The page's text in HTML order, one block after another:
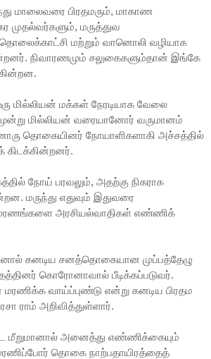
மாலைவரை பிரதமரும், மாகாண
முதல்வர்களும், மருத்துவ
மற்றும் வானொலி வழியாக
நிவாரணமும் சலுகைகளும்தான் இங்கே
மில்லியன் மக்கள் நேரடியாக வேலை
மில்லியன் வரையானோர் வருமானம்
தொகையினர் நோயாளிகளாகி அச்சத்தில்
கிடக்கின்றனர்.
நோய் பரவலும், அதற்கு நிகராக
மருந்து எதுவும் இதுவரை
அரசியல்வாதிகள் எண்ணிக்
கனடிய சனத்தொகையான முப்பத்தேழு
கொரோனாவால் பீடிக்கப்படுவர்.
மரணிக்க வாய்ப்புண்டு என்று கனடிய பிரதம
ராம் அறிவித்துள்ளார்.
மீறுமானால் அனைத்து எண்ணிக்கையும்
தொகை நாற்பதாயிரத்தைத்